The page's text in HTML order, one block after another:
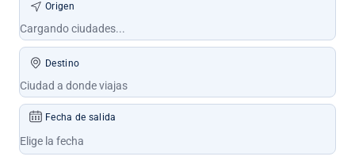
Origen
Destino
Fecha de salida